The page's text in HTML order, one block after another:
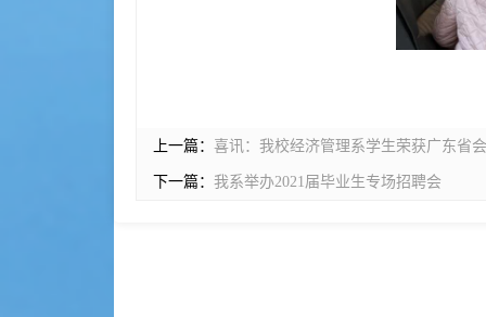
上一篇： 喜讯：我校经济管理系学生荣获广东省
下一篇： 我系举办2021届毕业生专场招聘会